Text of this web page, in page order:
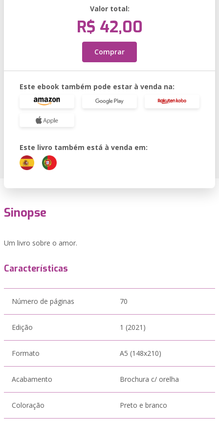
Valor total:
R$ 42,00
Comprar
Este ebook também pode estar à venda na:
Este livro também está à venda em:
Sinopse
Um livro sobre o amor.
Características
Número de páginas 70
Edição 1 (2021)
Formato A5 (148x210)
Acabamento Brochura c/ orelha
Coloração Preto e branco